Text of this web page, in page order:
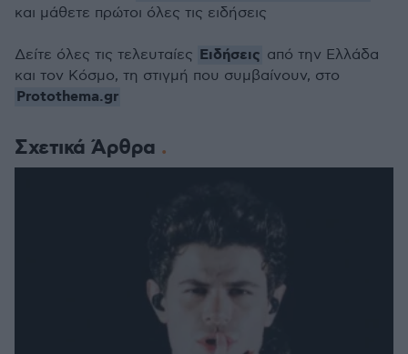
Σχετικά Άρθρα
και μάθετε πρώτοι όλες τις ειδήσεις
Δείτε όλες τις τελευταίες Ειδήσεις από την Ελλάδα
και τον Κόσμο, τη στιγμή που συμβαίνουν, στο
Protothema.gr